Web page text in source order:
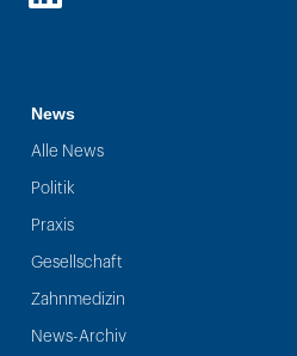
LinkedIn
News
Alle News
Politik
Praxis
Gesellschaft
Zahnmedizin
News-Archiv